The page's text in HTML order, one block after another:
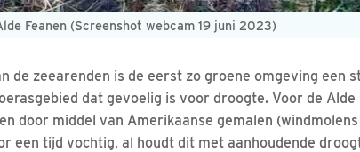
Feanen (Screenshot webcam 19 juni 2023)
de zeearenden is de eerst zo groene omgeving een
dat gevoelig is voor droogte. Voor de Alde
door middel van Amerikaanse gemalen
een tijd vochtig, al houdt dit met aanhoudende